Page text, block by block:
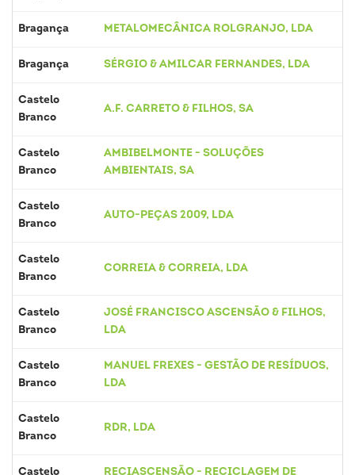
Bragança METALOMECÂNICA ROLGRANJO, LDA
Bragança SÉRGIO & AMILCAR FERNANDES, LDA
Castelo
Branco
A.F. CARRETO & FILHOS, SA
Castelo
Branco
AMBIBELMONTE - SOLUÇÕES
AMBIENTAIS, SA
Castelo
Branco
AUTO-PEÇAS 2009, LDA
Castelo
Branco
CORREIA & CORREIA, LDA
Castelo
Branco
JOSÉ FRANCISCO ASCENSÃO & FILHOS,
LDA
Castelo
Branco
MANUEL FREXES - GESTÃO DE RESÍDUOS,
LDA
Castelo
Branco
RDR, LDA
Castelo
RECIASCENSÃO - RECICLAGEM DE